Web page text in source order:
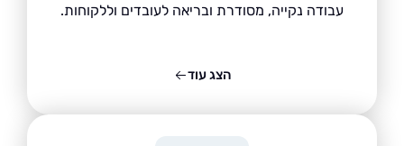
עבודה נקייה, מסודרת ובריאה לעובדים וללקוחות.